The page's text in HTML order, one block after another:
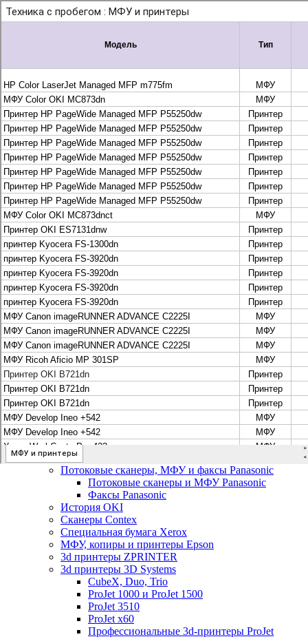
Рассчитать и заказать
Рассчитать и заказать
О компании
История Леком
Производители
Леком
Pantum
UTINET
G&G
ГК “Катюша”
Высокопроизводительные копиры DEVELOP
МФУ, копиры и принтеры KYOCERA
Принтеры и МФУ и факсы Brother
Плоттеры и МФУ Oce
Плоттеры и МФУ Oce
Цифровые системы Oce VarioPrint DP Line
МФУ, сканеры, плоттеры и принтеры Canon
Плоттеры Canon
Принтеры и МФУ Canon
Сканеры Canon
Распродажа картриджей Canon
МФУ, сканеры, плоттеры и принтеры HP
Принтеры и МФУ HP
Плоттеры hp
МФУ, копиры и принтеры OKI
МФУ, копиры и принтеры RICOH
Ремонт и продажа копировальных аппаратов
Infotec
Потоковые сканеры, МФУ и факсы Panasonic
Потоковые сканеры и МФУ Panasonic
Факсы Panasonic
История OKI
Сканеры Contex
Специальная бумага Xerox
МФУ, копиры и принтеры Epson
3d принтеры ZPRINTER
3d принтеры 3D Systems
CubeX, Duo, Trio
ProJet 1000 и ProJet 1500
ProJet 3510
ProJet x60
Профессиональные 3d-принтеры ProJet